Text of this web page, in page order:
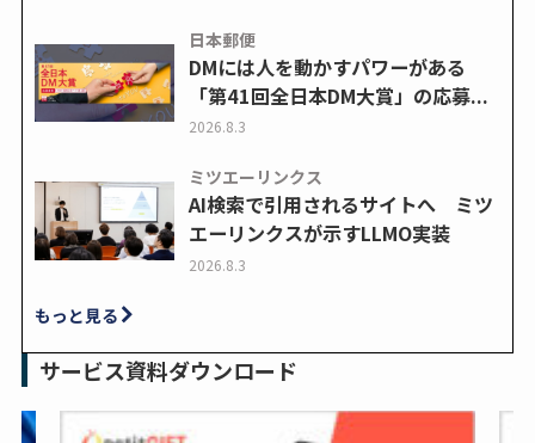
日本郵便
DMには人を動かすパワーがある
「第41回全日本DM大賞」の応募...
2026.8.3
ミツエーリンクス
AI検索で引用されるサイトへ ミツ
エーリンクスが示すLLMO実装
2026.8.3
もっと見る
サービス資料ダウンロード